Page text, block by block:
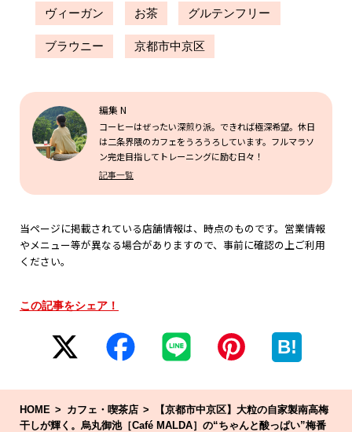
ヴィーガン お茶 グルテンフリー
ブラウニー 京都市中京区
編集 N
コーヒーはぜったい深煎り派。できれば極深希望。休日
は二条界隈のカフェをうろうろしています。フルマラソ
ン完走目指してトレーニングに励む日々！
記事一覧
当ページに掲載されている店舗情報は、時点のものです。営業情報
やメニュー等が異なる場合がありますので、事前に確認の上ご利用
ください。
この記事をシェア！
B!
HOME カフェ・喫茶店
【京都市中京区】大粒の自家製南高梅
干しが輝く。烏丸御池［Café MALDA］の“ちゃんと酸っぱい”梅番